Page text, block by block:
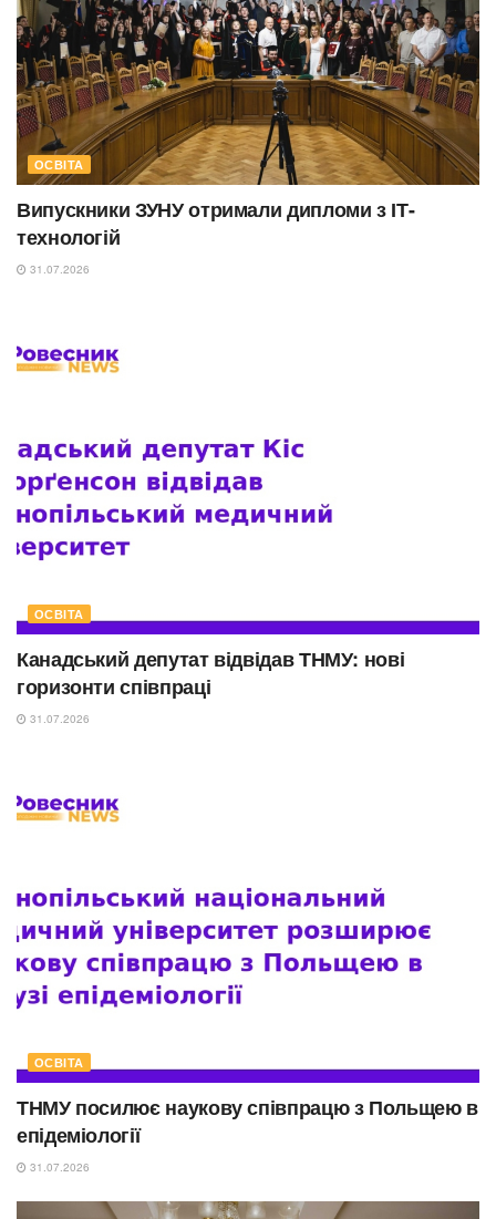
ОСВІТА
Випускники ЗУНУ отримали дипломи з ІТ-
технологій
31.07.2026
ОСВІТА
Канадський депутат відвідав ТНМУ: нові
горизонти співпраці
31.07.2026
ОСВІТА
ТНМУ посилює наукову співпрацю з Польщею в
епідеміології
31.07.2026